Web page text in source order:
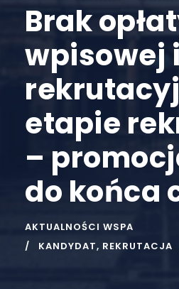
Brak
wpisowej i
etapie
–
do końca
AKTUALNOŚCI WSPA
KANDYDAT, REKRUTACJA